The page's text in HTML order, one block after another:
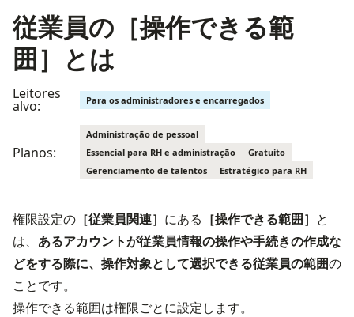
従業員の［操作できる範
囲］とは
Leitores
alvo: Para os administradores e encarregados
Planos:
Administração de pessoal
Essencial para RH e administração
Gratuito
Gerenciamento de talentos
Estratégico para RH
権限設定の ［従業員関連］ にある ［操作できる範囲］ と
は、 あるアカウントが従業員情報の操作や手続きの作成な
どをする際に、操作対象として選択できる従業員の範囲の
ことです。
操作できる範囲は権限ごとに設定します。